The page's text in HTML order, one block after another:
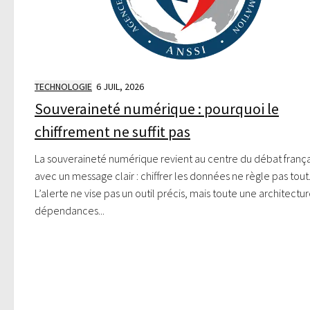
TECHNOLOGIE 6 JUIL, 2026
Souveraineté numérique : pourquoi le
chiffrement ne suffit pas
La souveraineté numérique revient au centre du débat
avec un message clair : chiffrer les données ne règle pas tout.
L’alerte ne vise pas un outil précis, mais toute une
dépendances...